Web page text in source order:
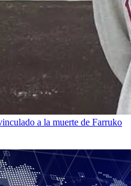
a la muerte de Farruko